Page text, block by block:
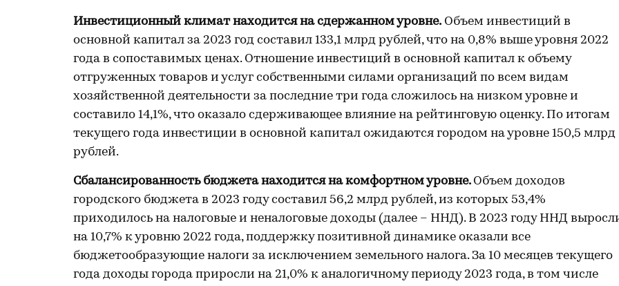
Инвестиционный климат находится на сдержанном уровне. Объем инвестиций в
основной капитал за 2023 год составил 133,1 млрд рублей, что на 0,8% выше уровня 2022
года в сопоставимых ценах. Отношение инвестиций в основной капитал к объему
отгруженных товаров и услуг собственными силами организаций по всем видам
хозяйственной деятельности за последние три года сложилось на низком уровне и
составило 14,1%, что оказало сдерживающее влияние на рейтинговую оценку. По итогам
текущего года инвестиции в основной капитал ожидаются городом на уровне 150,5 млрд
рублей.
Сбалансированность бюджета находится на комфортном уровне. Объем доходов
городского бюджета в 2023 году составил 56,2 млрд рублей, из которых 53,4%
приходилось на налоговые и неналоговые доходы (далее – ННД). В 2023 году ННД
на 10,7% к уровню 2022 года, поддержку позитивной динамике оказали все
бюджетообразующие налоги за исключением земельного налога. За 10 месяцев текущего
года доходы города приросли на 21,0% к аналогичному периоду 2023 года, в том числе